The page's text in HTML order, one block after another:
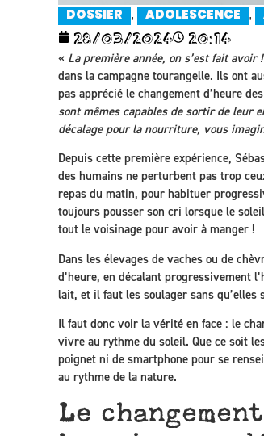
DOSSIER , ADOLESCENCE ,
28/03/2024 20:14
« La première année, on s’est fait avoir !
dans la campagne tourangelle. Ils ont
pas apprécié le changement d’heure
sont mêmes capables de sortir de leur
décalage pour la nourriture, vous
Depuis cette première expérience,
des humains ne perturbent pas trop
repas du matin, pour habituer
toujours pousser son cri lorsque le
tout le voisinage pour avoir à manger !
Dans les élevages de vaches ou de
d’heure, en décalant progressivement
lait, et il faut les soulager sans qu’elles
Il faut donc voir la vérité en face : le
vivre au rythme du soleil. Que ce soit
poignet ni de smartphone pour se
au rythme de la nature.
Le